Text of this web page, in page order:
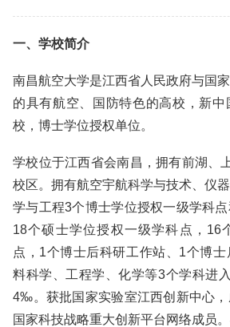
一、学校简介
南昌航空大学是江西省人民政府与国
的具有航空、国防特色的高校，新
校，博士学位授权单位。
学校位于江西省会南昌，拥有前湖、
校区。拥有航空宇航科学与技术、仪
学与工程3个博士学位授权一级学科点
18个硕士学位授权一级学科点，16
点，1个博士后科研工作站、1个博
料科学、工程学、化学等3个学科进
4‰。获批国家实验室江西创新中心
国家科技战略重大创新平台网络成员